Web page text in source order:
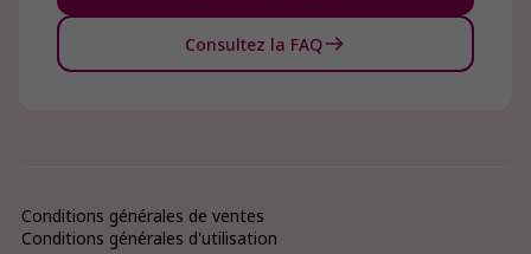
Consultez la FAQ
Conditions générales de ventes
Conditions générales d'utilisation